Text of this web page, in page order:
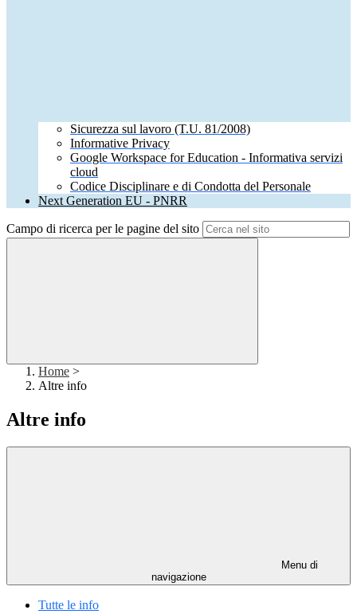
Sicurezza sul lavoro (T.U. 81/2008)
Informative Privacy
Google Workspace for Education - Informativa servizi
cloud
Codice Disciplinare e di Condotta del Personale
Next Generation EU - PNRR
Campo di ricerca per le pagine del sito
Home >
Altre info
Altre info
Menu di
navigazione
Tutte le info